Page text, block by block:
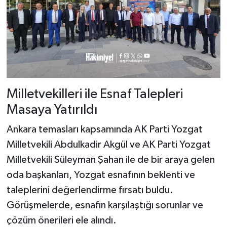
Milletvekilleri ile Esnaf Talepleri
Masaya Yatırıldı
Ankara temasları kapsamında AK Parti Yozgat
Milletvekili Abdulkadir Akgül ve AK Parti Yozgat
Milletvekili Süleyman Şahan ile de bir araya gelen
oda başkanları, Yozgat esnafının beklenti ve
taleplerini değerlendirme fırsatı buldu.
Görüşmelerde, esnafın karşılaştığı sorunlar ve
çözüm önerileri ele alındı.